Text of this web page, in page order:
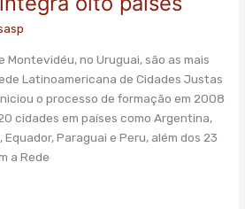
Montevidéu, no Uruguai, são as mais
Latinoamericana de Cidades Justas
o processo de formação em 2008
cidades em países como Argentina,
Equador, Paraguai e Peru, além dos 23
a Rede